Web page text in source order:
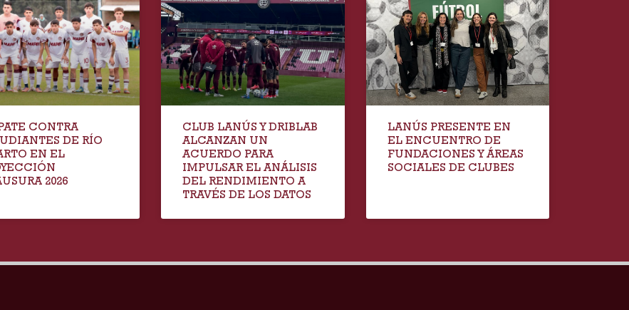
CONTRA
DE RÍO
EN EL
2026
CLUB LANÚS Y DRIBLAB
ALCANZAN UN
ACUERDO PARA
IMPULSAR EL ANÁLISIS
DEL RENDIMIENTO A
TRAVÉS DE LOS DATOS
LANÚS PRESENTE EN
EL ENCUENTRO DE
FUNDACIONES Y ÁREAS
SOCIALES DE CLUBES